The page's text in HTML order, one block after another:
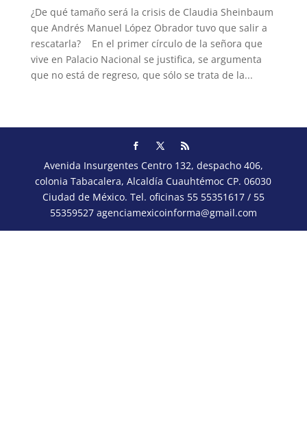
¿De qué tamaño será la crisis de Claudia Sheinbaum
que Andrés Manuel López Obrador tuvo que salir a
rescatarla? En el primer círculo de la señora que
vive en Palacio Nacional se justifica, se argumenta
que no está de regreso, que sólo se trata de la...
Avenida Insurgentes Centro 132, despacho 406,
colonia Tabacalera, Alcaldía Cuauhtémoc CP. 06030
Ciudad de México. Tel. oficinas 55 55351617 / 55
55359527 agenciamexicoinforma@gmail.com